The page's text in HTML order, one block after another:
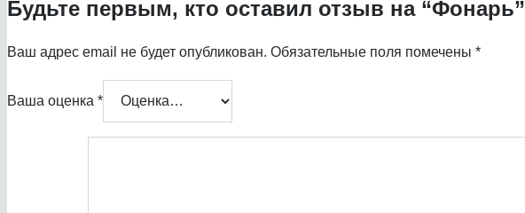
Будьте первым, кто оставил отзыв на “Фонарь”
Ваш адрес email не будет опубликован. Обязательные поля помечены *
Ваша оценка *